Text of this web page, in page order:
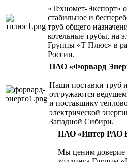
«Техномет-Экспорт»
стабильное и
труб общего
котельные трубы, на
Группы «Т Плюс» в
России.
ПАО «Форвард
Наши поставки труб
отгружаются
и поставщику
электрической
Западной Сибири.
ПАО «Интер РАО
Мы ценим доверие